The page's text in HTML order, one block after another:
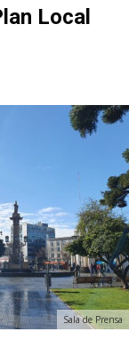
Local
Sala de Prensa